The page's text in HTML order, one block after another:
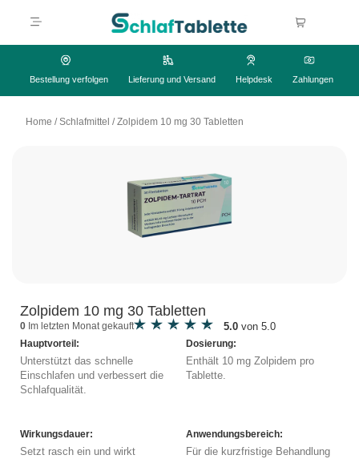
Bestellung verfolgen Lieferung und Versand Helpdesk Zahlungen
Home /Schlafmittel /Zolpidem 10 mg 30 Tabletten
Zolpidem 10 mg 30 Tabletten
0 Im letzten Monat gekauft 5.0 von 5.0
Hauptvorteil:
Unterstützt das schnelle
Einschlafen und verbessert die
Schlafqualität.
Dosierung:
Enthält 10 mg Zolpidem pro
Tablette.
Wirkungsdauer:
Setzt rasch ein und wirkt
Anwendungsbereich:
Für die kurzfristige Behandlung